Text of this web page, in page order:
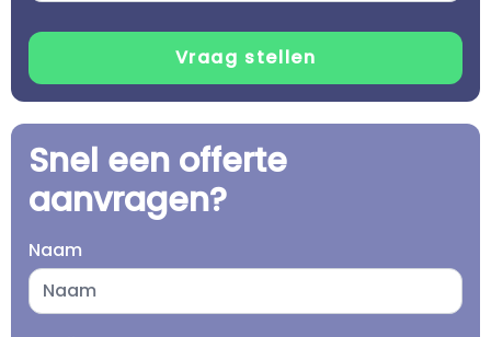
Snel een offerte
aanvragen?
Naam